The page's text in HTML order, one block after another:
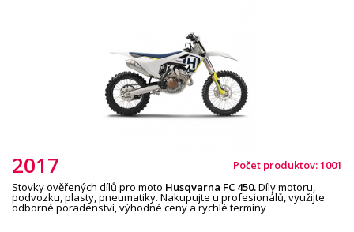
2017
Počet produktov: 1001
Stovky ověřených dílů pro moto Husqvarna FC 450.Díly motoru,
podvozku, plasty, pneumatiky. Nakupujte u profesionálů, využijte
odborné poradenství, výhodné ceny a rychlé termíny